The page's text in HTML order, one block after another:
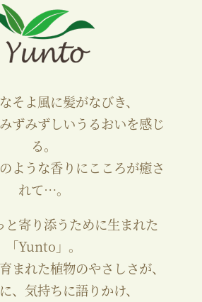
そよ風に髪がなびき、
ずみずしいうるおいを感じ
る。
ような香りにこころが癒さ
れて…。
と寄り添うために生まれた
「Yunto」。
まれた植物のやさしさが、
、気持ちに語りかけ、